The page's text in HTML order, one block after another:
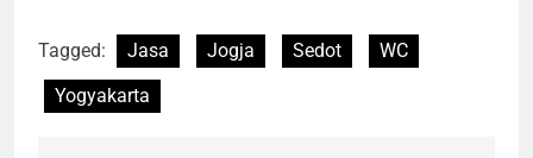
Tagged: Jasa Jogja Sedot
WC
Yogyakarta